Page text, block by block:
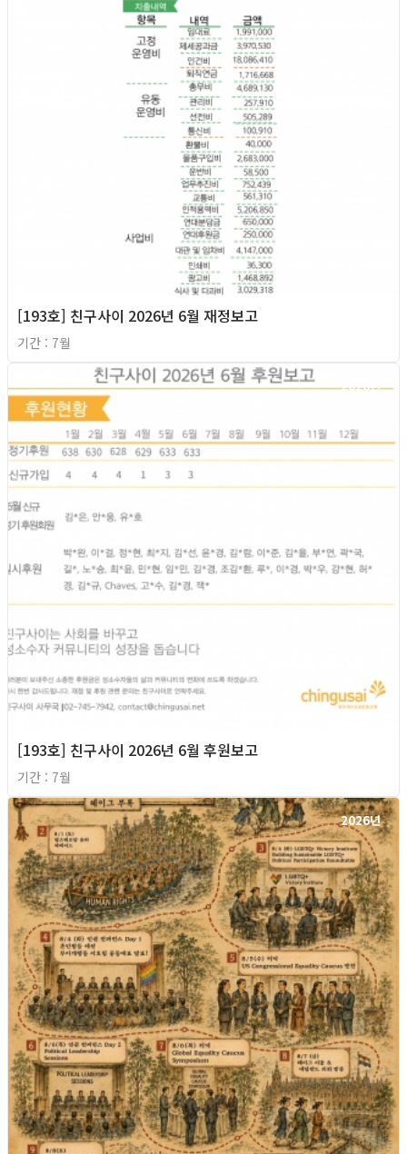
[193호] 친구사이 2026년 6월 재정보고
기간 : 7월
2026년
[193호] 친구사이 2026년 6월 후원보고
기간 : 7월
2026년